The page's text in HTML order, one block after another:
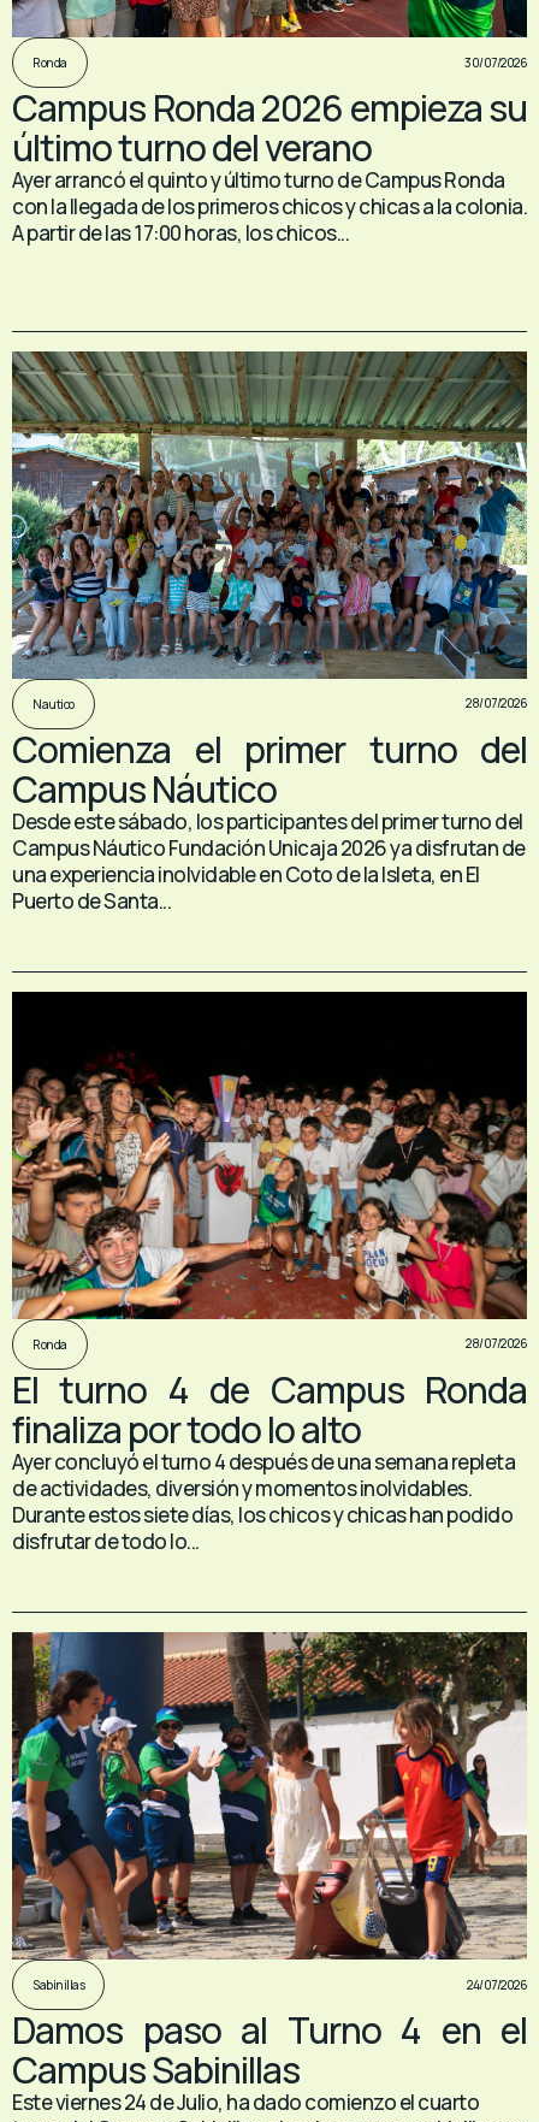
Ronda 30/07/2026
Campus Ronda 2026 empieza su
último turno del verano
Ayer arrancó el quinto y último turno de Campus Ronda
con la llegada de los primeros chicos y chicas a la colonia.
A partir de las 17:00 horas, los chicos...
Nautico 28/07/2026
Comienza el primer turno del
Campus Náutico
Desde este sábado, los participantes del primer turno del
Campus Náutico Fundación Unicaja 2026 ya disfrutan de
una experiencia inolvidable en Coto de la Isleta, en El
Puerto de Santa...
Ronda 28/07/2026
El turno 4 de Campus Ronda
finaliza por todo lo alto
Ayer concluyó el turno 4 después de una semana repleta
de actividades, diversión y momentos inolvidables.
Durante estos siete días, los chicos y chicas han podido
disfrutar de todo lo...
Sabinillas 24/07/2026
Damos paso al Turno 4 en el
Campus Sabinillas
Este viernes 24 de Julio, ha dado comienzo el cuarto